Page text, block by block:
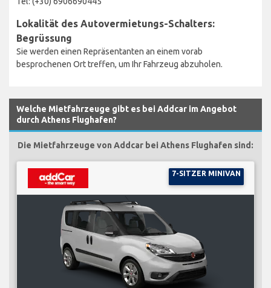
Lokalität des Autovermietungs-Schalters:
Begrüssung
Sie werden einen Repräsentanten an einem vorab
besprochenen Ort treffen, um Ihr Fahrzeug abzuholen.
Welche Mietfahrzeuge gibt es bei Addcar im Angebot
durch Athens Flughafen?
Die Mietfahrzeuge von Addcar bei Athens Flughafen sind:
7-SITZER MINIVAN